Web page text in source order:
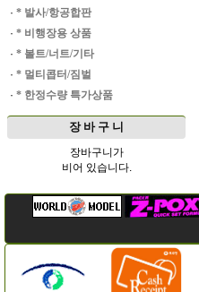
· * 발사/항공합판
· * 비행장용 상품
· * 볼트/너트/기타
· * 멀티콥터/짐벌
· * 한정수량 특가상품
장 바 구 니
장바구니가
비어 있습니다.